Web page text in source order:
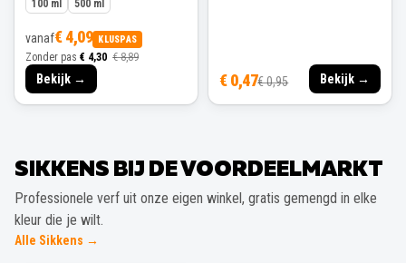
100 ml 500 ml
vanaf€ 4,09 KLUSPAS
Zonder pas € 4,30 € 8,89
Bekijk → € 0,47€ 0,95 Bekijk →
SIKKENS BIJ DE VOORDEELMARKT
Professionele verf uit onze eigen winkel, gratis gemengd in elke
kleur die je wilt.
Alle Sikkens →